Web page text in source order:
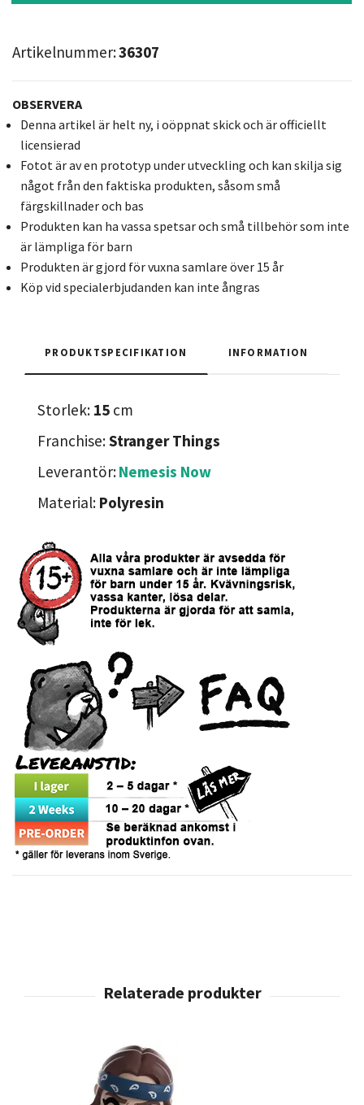
Artikelnummer:36307
OBSERVERA
Denna artikel är helt ny, i oöppnat skick och är officiellt
licensierad
Fotot är av en prototyp under utveckling och kan skilja sig
något från den faktiska produkten, såsom små
färgskillnader och bas
Produkten kan ha vassa spetsar och små tillbehör som inte
är lämpliga för barn
Produkten är gjord för vuxna samlare över 15 år
Köp vid specialerbjudanden kan inte ångras
PRODUKTSPECIFIKATION INFORMATION
Storlek: 15 cm
Franchise:Stranger Things
Leverantör:Nemesis Now
Material: Polyresin